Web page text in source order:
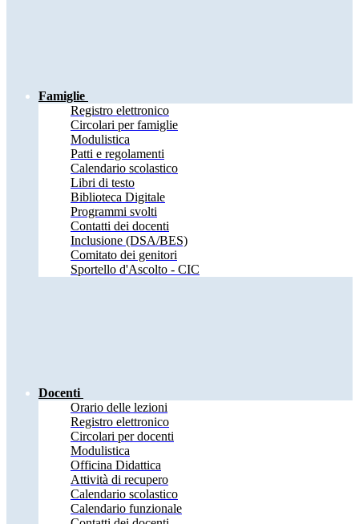
Famiglie
Registro elettronico
Circolari per famiglie
Modulistica
Patti e regolamenti
Calendario scolastico
Libri di testo
Biblioteca Digitale
Programmi svolti
Contatti dei docenti
Inclusione (DSA/BES)
Comitato dei genitori
Sportello d'Ascolto - CIC
Docenti
Orario delle lezioni
Registro elettronico
Circolari per docenti
Modulistica
Officina Didattica
Attività di recupero
Calendario scolastico
Calendario funzionale